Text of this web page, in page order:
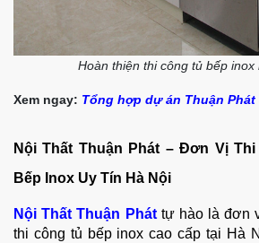
Hoàn thiện thi công tủ bếp inox
Xem ngay: Tổng hợp dự án Thuận
Nội Thất Thuận Phát – Đơn Vị
Bếp Inox Uy Tín Hà Nội
Nội Thất Thuận Pháttự hào là đơn
thi công tủ bếp inox cao cấp tại Hà
Đăng ký khảo